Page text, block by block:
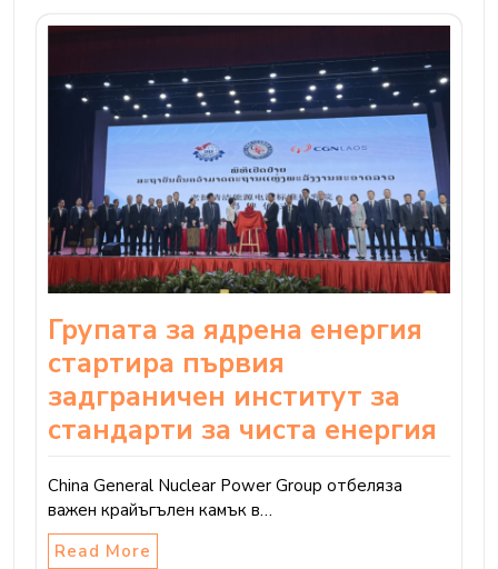
Групата за ядрена енергия
стартира първия
задграничен институт за
стандарти за чиста енергия
China General Nuclear Power Group отбеляза
важен крайъгълен камък в…
Read More